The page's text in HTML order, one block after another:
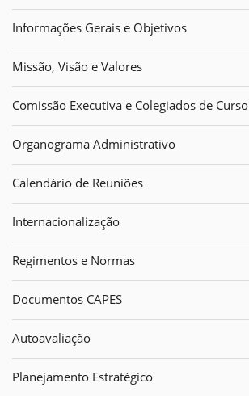
Informações Gerais e Objetivos
Missão, Visão e Valores
Comissão Executiva e Colegiados de Curso
Organograma Administrativo
Calendário de Reuniões
Internacionalização
Regimentos e Normas
Documentos CAPES
Autoavaliação
Planejamento Estratégico